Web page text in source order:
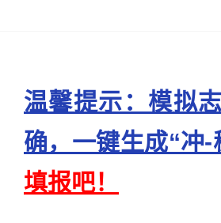
温馨提示：模拟
确，一键生成“冲-
填报吧！